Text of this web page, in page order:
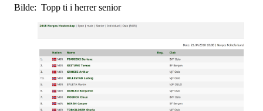
Bilde: Topp ti i herrer senior